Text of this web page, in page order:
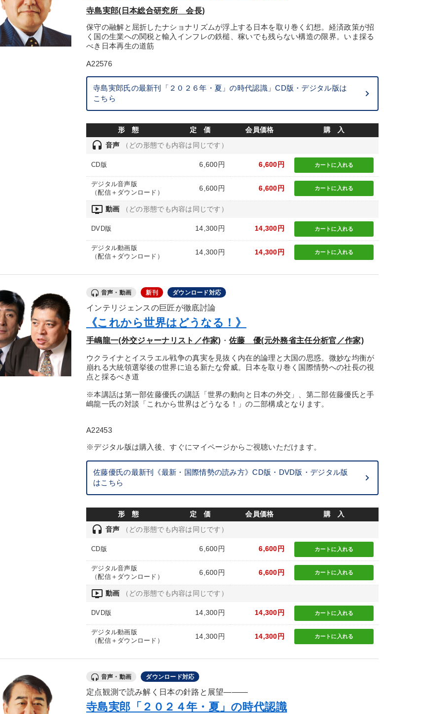
寺島実郎(日本総合研究所 会長)
保守の融解と屈折したナショナリズムが浮上する日本を取り巻く幻想。経済政策が招
く国の生業への関税と輸入インフレの鉄槌、稼いでも残らない構造の限界。いま採る
べき日本再生の道筋
A22576
寺島実郎氏の最新刊「２０２６年・夏」の時代認識」CD版・デジタル版は
こちら
形 態 定 価 会員価格 購 入
headset 音声 （どの形態でも内容は同じです）
CD版 6,600円 6,600円 カートに 入れる
デジタル音声版
（配信＋ダウンロード）
6,600円 6,600円 カートに 入れる
ondemand_video 動画 （どの形態でも内容は同じです）
DVD版 14,300円 14,300円 カートに 入れる
デジタル動画版
（配信＋ダウンロード）
14,300円 14,300円 カートに 入れる
音声・動画 新刊 ダウンロード対応
インテリジェンスの巨匠が徹底討論
《これから世界はどうなる！》
手嶋龍一(外交ジャーナリスト／作家) ・佐藤 優(元外務省主任分析官／作家)
ウクライナとイスラエル戦争の真実を見抜く内在的論理と大国の思惑。微妙な均衡が
崩れる大統領選挙後の世界に迫る新たな脅威。日本を取り巻く国際情勢への社長の視
点と採るべき道
※本講話は第一部佐藤優氏の講話「世界の動向と日本の外交」、第二部佐藤優氏と手
嶋龍一氏の対談「これから世界はどうなる！」の二部構成となります。
A22453
※デジタル版は購入後、すぐにマイページからご視聴いただけます。
佐藤優氏の最新刊《最新・国際情勢の読み方》CD版・DVD版・デジタル版
はこちら
形 態 定 価 会員価格 購 入
headset 音声 （どの形態でも内容は同じです）
CD版 6,600円 6,600円 カートに 入れる
デジタル音声版
（配信＋ダウンロード）
6,600円 6,600円 カートに 入れる
ondemand_video 動画 （どの形態でも内容は同じです）
DVD版 14,300円 14,300円 カートに 入れる
デジタル動画版
（配信＋ダウンロード）
14,300円 14,300円 カートに 入れる
音声・動画 ダウンロード対応
定点観測で読み解く日本の針路と展望―――
寺島実郎「２０２４年・夏」の時代認識